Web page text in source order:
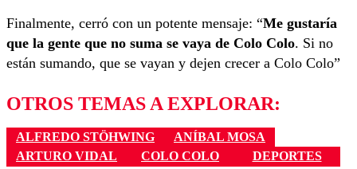
Finalmente, cerró con un potente mensaje: “Me gustaría
que la gente que no suma se vaya de Colo Colo. Si no
están sumando, que se vayan y dejen crecer a Colo Colo”
OTROS TEMAS A EXPLORAR:
ALFREDO STÖHWING
ANÍBAL MOSA
ARTURO VIDAL
COLO COLO DEPORTES